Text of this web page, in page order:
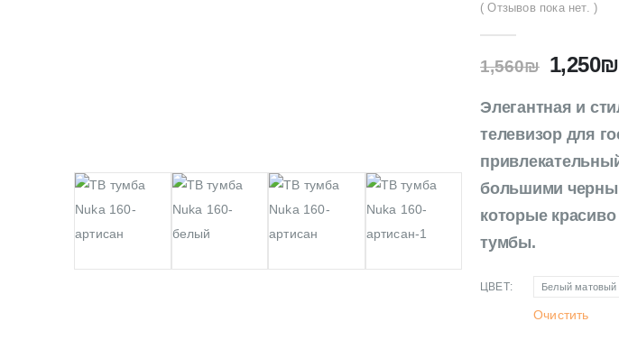
( Отзывов пока нет. )
1,560₪ 1,250₪
Элегантная и
телевизор для
большими
которые
тумбы.
ЦВЕТ Белый матовый
Очистить